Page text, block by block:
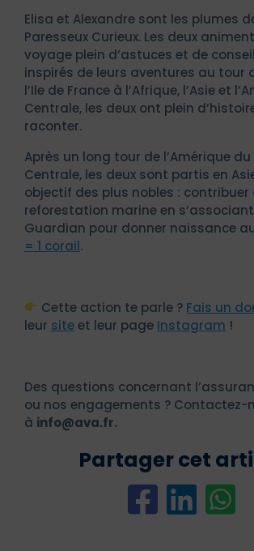
Elisa et Alexandre sont les plumes
Paresseux Curieux. Les deux
voyage plein d’astuces et de
inspirés de leurs aventures au tour
l’Ile de France à l’Afrique, l’Asie et
Centrale, les deux ont plein
raconter.
Après un long tour de l’Amérique du
Centrale, les deux sont partis en
objectif des plus nobles : contribuer
reforestation marine en
Guardian pour donner naissance
= 1 corail.
Cette action te parle ? Fais un
leur siteet leur page Instagram !
Des questions concernant
ou nos engagements ? Contactez-
à info@ava.fr.
Partager cet